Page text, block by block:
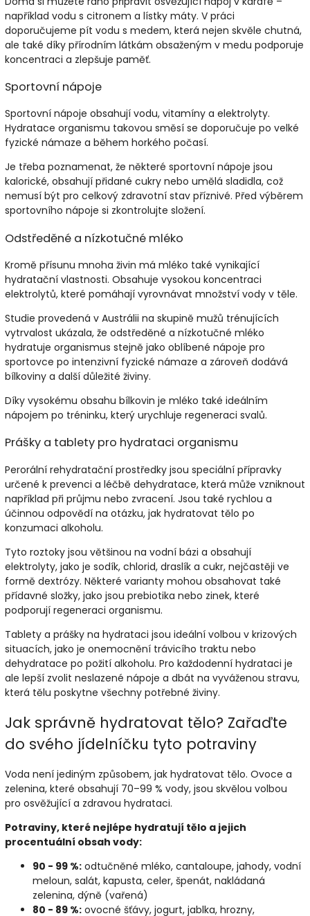
například vodu s citronem a lístky máty. V práci
doporučujeme pít vodu s medem, která nejen skvěle chutná,
ale také díky přírodním látkám obsaženým v medu podporuje
koncentraci a zlepšuje paměť.
Sportovní nápoje
Sportovní nápoje obsahují vodu, vitamíny a elektrolyty.
Hydratace organismu takovou směsí se doporučuje po velké
fyzické námaze a během horkého počasí.
Je třeba poznamenat, že některé sportovní nápoje jsou
kalorické, obsahují přidané cukry nebo umělá sladidla, což
nemusí být pro celkový zdravotní stav příznivé. Před výběrem
sportovního nápoje si zkontrolujte složení.
Odstředěné a nízkotučné mléko
Kromě přísunu mnoha živin má mléko také vynikající
hydratační vlastnosti. Obsahuje vysokou koncentraci
elektrolytů, které pomáhají vyrovnávat množství vody v těle.
Studie provedená v Austrálii na skupině mužů trénujících
vytrvalost ukázala, že odstředěné a nízkotučné mléko
hydratuje organismus stejně jako oblíbené nápoje pro
sportovce po intenzivní fyzické námaze a zároveň dodává
bílkoviny a další důležité živiny.
Díky vysokému obsahu bílkovin je mléko také ideálním
nápojem po tréninku, který urychluje regeneraci svalů.
Prášky a tablety pro hydrataci organismu
Perorální rehydratační prostředky jsou speciální přípravky
určené k prevenci a léčbě dehydratace, která může vzniknout
například při průjmu nebo zvracení. Jsou také rychlou a
účinnou odpovědí na otázku, jak hydratovat tělo po
konzumaci alkoholu.
Tyto roztoky jsou většinou na vodní bázi a obsahují
elektrolyty, jako je sodík, chlorid, draslík a cukr, nejčastěji ve
formě dextrózy. Některé varianty mohou obsahovat také
přídavné složky, jako jsou prebiotika nebo zinek, které
podporují regeneraci organismu.
Tablety a prášky na hydrataci jsou ideální volbou v krizových
situacích, jako je onemocnění trávicího traktu nebo
dehydratace po požití alkoholu. Pro každodenní hydrataci je
ale lepší zvolit neslazené nápoje a dbát na vyváženou stravu,
která tělu poskytne všechny potřebné živiny.
Jak správně hydratovat tělo? Zařaďte
do svého jídelníčku tyto potraviny
Voda není jediným způsobem, jak hydratovat tělo. Ovoce a
zelenina, které obsahují 70–99 % vody, jsou skvělou volbou
pro osvěžující a zdravou hydrataci.
Potraviny, které nejlépe hydratují tělo a jejich
procentuální obsah vody:
90 - 99 %: odtučněné mléko, cantaloupe, jahody, vodní
meloun, salát, kapusta, celer, špenát, nakládaná
zelenina, dýně (vařená)
80 - 89 %: ovocné šťávy, jogurt, jablka, hrozny,